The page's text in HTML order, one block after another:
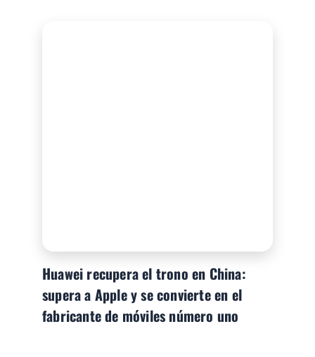
Huawei recupera el trono en China:
supera a Apple y se convierte en el
fabricante de móviles número uno